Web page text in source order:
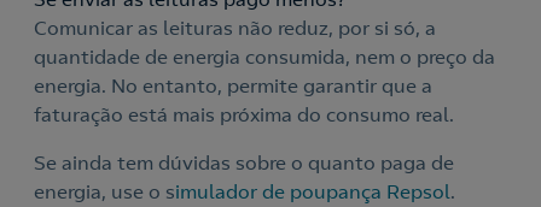
Comunicar as leituras não reduz, por si só, a
quantidade de energia consumida, nem o preço da
energia. No entanto, permite garantir que a
faturação está mais próxima do consumo real.
Se ainda tem dúvidas sobre o quanto paga de
energia, use o simulador de poupança Repsol.